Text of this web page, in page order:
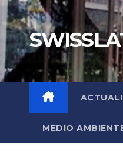
Saltar
al
contenido
MEDIO